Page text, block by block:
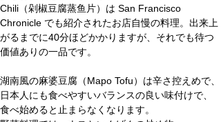
Chili（剁椒豆腐蒸鱼片）は San Francisco
Chronicle でも紹介されたお店自慢の料理。出来上
がるまでに40分ほどかかりますが、それでも待つ
価値ありの一品です。
湖南風の麻婆豆腐（Mapo Tofu）は辛さ控えめで、
日本人にも食べやすいバランスの良い味付けで、
食べ始めると止まらなくなります。